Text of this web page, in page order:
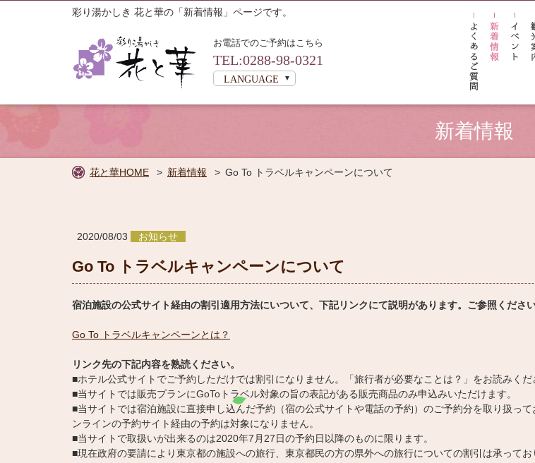
彩り湯かしき 花と華の「新着情報」ページです。
お電話でのご予約はこちら
TEL:0288-98-0321
LANGUAGE
新着情報
花と華HOME 新着情報 Go To トラベルキャンペーンについて
2020/08/03 お知らせ
Go To トラベルキャンペーンについて
宿泊施設の公式サイト経由の割引適用方法にいついて、下記リンクにて説明があります。ご参照ください
Go To トラベルキャンペーンとは？
リンク先の下記内容を熟読ください。
■ホテル公式サイトでご予約しただけでは割引になりません。「旅行者が必要なことは？」をお読みくだ
■当サイトでは販売プランにGoToトラベル対象の旨の表記がある販売商品のみ申込みいただけます。
■当サイトでは宿泊施設に直接申し込んだ予約（宿の公式サイトや電話の予約）のご予約分を取り扱っ
ンラインの予約サイト経由の予約は対象になりません。
■当サイトで取扱いが出来るのは2020年7月27日の予約日以降のものに限ります。
■現在政府の要請により東京都の施設への旅行、東京都民の方の県外への旅行についての割引は承ってお
ご予約
から検索